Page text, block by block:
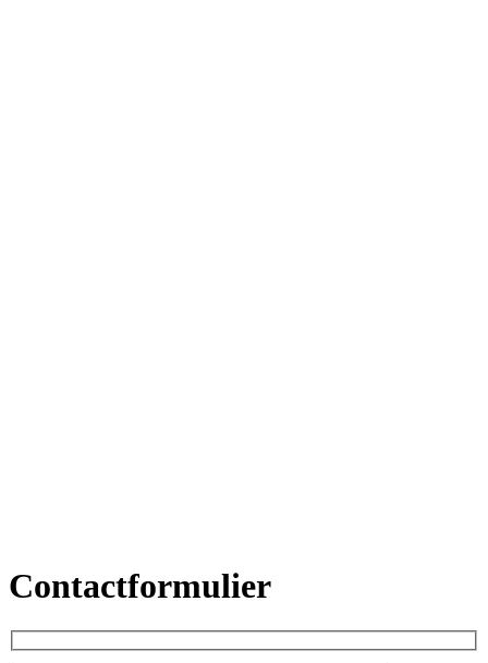
Contactformulier